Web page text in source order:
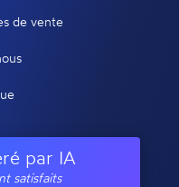
de vente
par IA
satisfaits